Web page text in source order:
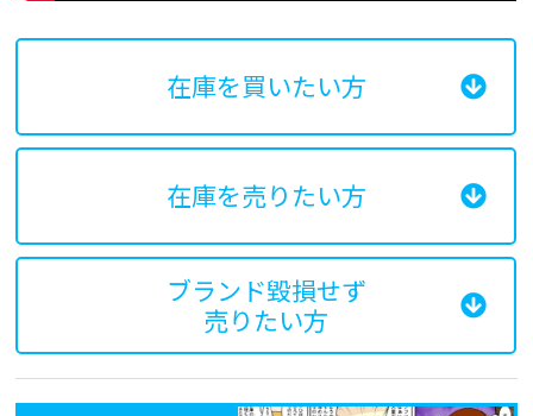
在庫を買いたい方
在庫を売りたい方
ブランド毀損せず
売りたい方